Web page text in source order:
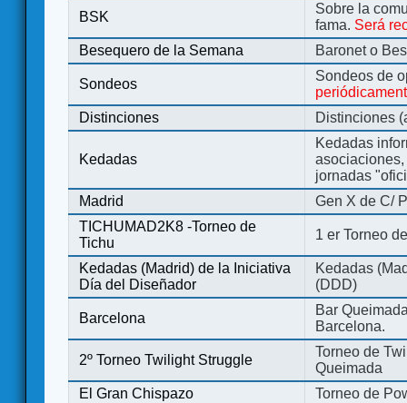
BSK
Sobre la
fama. Será
Besequero de la Semana
Baronet o
Sondeos
Sondeos de
Distinciones
Distinciones
Kedadas
Kedadas
jornadas
Madrid
Gen X de C/
TICHUMAD2K8 -Torneo de
Tichu
1 er Torneo
Kedadas (Madrid) de la Iniciativa
Día del Diseñador
Kedadas
(DDD)
Barcelona
Bar
Barcelona.
2º Torneo Twilight Struggle
Torneo de
Queimada
El Gran Chispazo
Torneo de